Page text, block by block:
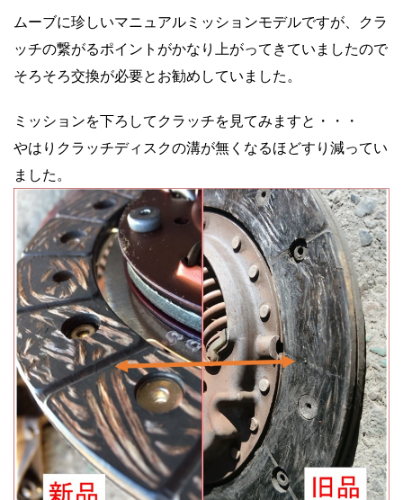
ムーブに珍しいマニュアルミッションモデルですが、クラ
ッチの繋がるポイントがかなり上がってきていましたので
そろそろ交換が必要とお勧めしていました。
ミッションを下ろしてクラッチを見てみますと・・・
やはりクラッチディスクの溝が無くなるほどすり減ってい
ました。